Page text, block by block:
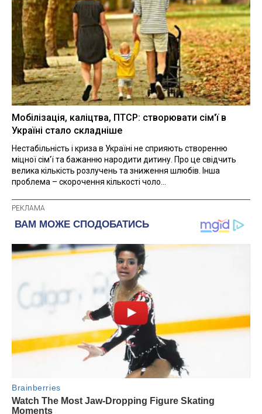
Мобілізація, каліцтва, ПТСР: створювати сім'ї в
Україні стало складніше
Нестабільність і криза в Україні не сприяють створенню
міцної сім'ї та бажанню народити дитину. Про це свідчить
велика кількість розлучень та зниження шлюбів. Інша
проблема – скорочення кількості чоло...